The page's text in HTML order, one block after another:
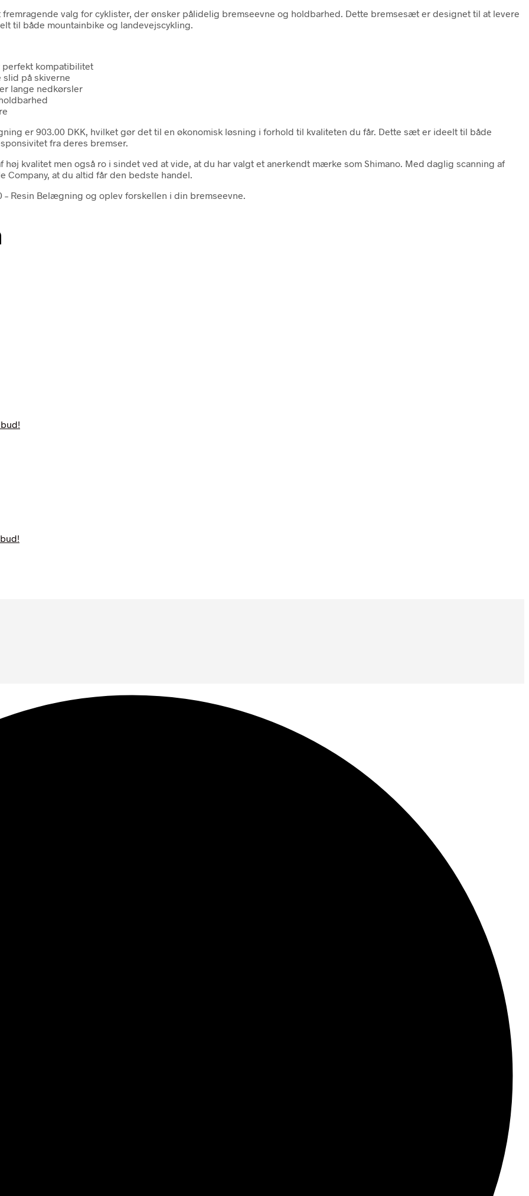
valg for cyklister, der ønsker pålidelig bremseevne og holdbarhed. Dette bremsesæt er designet til at levere
til både mountainbike og landevejscykling.
perfekt kompatibilitet
på skiverne
lange nedkørsler
er 903.00 DKK, hvilket gør det til en økonomisk løsning i forhold til kvaliteten du får. Dette sæt er ideelt til både
fra deres bremser.
kvalitet men også ro i sindet ved at vide, at du har valgt et anerkendt mærke som Shimano. Med daglig scanning af
at du altid får den bedste handel.
Resin Belægning og oplev forskellen i din bremseevne.